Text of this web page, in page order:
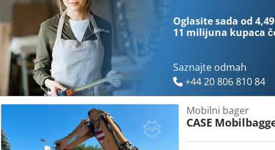
Oglasite sada od
11 milijuna kupaca
Saznajte odmah
+44 20 806 810 84
Mobilni bager
CASE